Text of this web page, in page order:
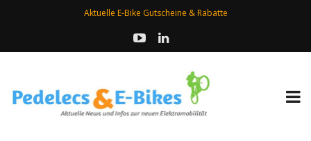
Aktuelle E-Bike Gutscheine & Rabatte